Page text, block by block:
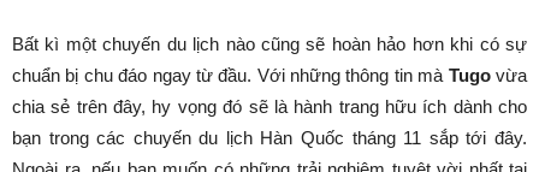
Bất kì một chuyến du lịch nào cũng sẽ hoàn hảo hơn khi có sự
chuẩn bị chu đáo ngay từ đầu. Với những thông tin mà Tugovừa
chia sẻ trên đây, hy vọng đó sẽ là hành trang hữu ích dành cho
bạn trong các chuyến du lịch Hàn Quốc tháng 11 sắp tới đây.